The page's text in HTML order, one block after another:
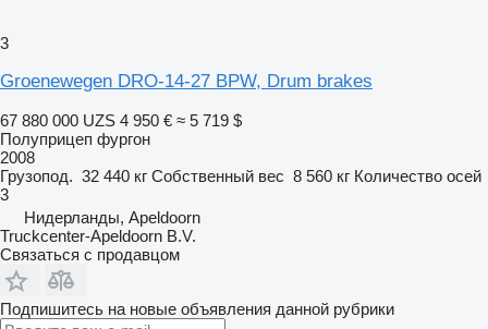
3
Groenewegen DRO-14-27 BPW, Drum brakes
67 880 000 UZS 4 950 € ≈ 5 719 $
Полуприцеп фургон
2008
Грузопод. 32 440 кг Собственный вес 8 560 кг Количество осей
3
Нидерланды, Apeldoorn
Truckcenter-Apeldoorn B.V.
Связаться с продавцом
Подпишитесь на новые объявления данной рубрики